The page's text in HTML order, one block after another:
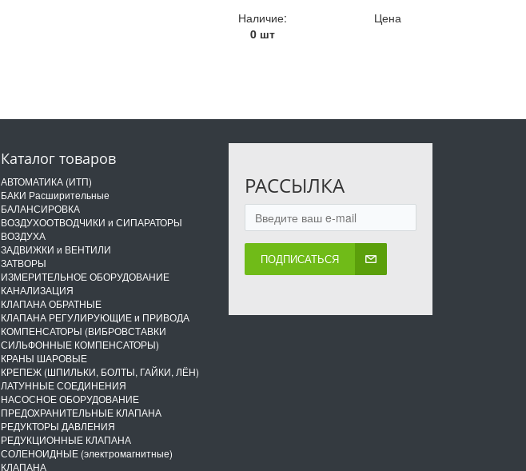
Наличие:
0 шт
Цена
Каталог товаров
АВТОМАТИКА (ИТП)
БАКИ Расширительные
БАЛАНСИРОВКА
ВОЗДУХООТВОДЧИКИ и СИПАРАТОРЫ
ВОЗДУХА
ЗАДВИЖКИ и ВЕНТИЛИ
ЗАТВОРЫ
ИЗМЕРИТЕЛЬНОЕ ОБОРУДОВАНИЕ
КАНАЛИЗАЦИЯ
КЛАПАНА ОБРАТНЫЕ
КЛАПАНА РЕГУЛИРУЮЩИЕ и ПРИВОДА
КОМПЕНСАТОРЫ (ВИБРОВСТАВКИ
СИЛЬФОННЫЕ КОМПЕНСАТОРЫ)
КРАНЫ ШАРОВЫЕ
КРЕПЕЖ (ШПИЛЬКИ, БОЛТЫ, ГАЙКИ, ЛЁН)
ЛАТУННЫЕ СОЕДИНЕНИЯ
НАСОСНОЕ ОБОРУДОВАНИЕ
ПРЕДОХРАНИТЕЛЬНЫЕ КЛАПАНА
РЕДУКТОРЫ ДАВЛЕНИЯ
РЕДУКЦИОННЫЕ КЛАПАНА
СОЛЕНОИДНЫЕ (электромагнитные)
КЛАПАНА
РАССЫЛКА
ПОДПИСАТЬСЯ